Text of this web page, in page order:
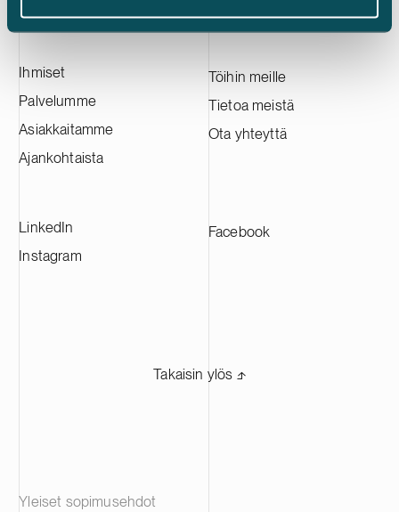
Ihmiset
Palvelumme
Asiakkaitamme
Ajankohtaista
Töihin meille
Tietoa meistä
Ota yhteyttä
LinkedIn
Instagram
Facebook
Takaisin ylös ⬏
Yleiset sopimusehdot